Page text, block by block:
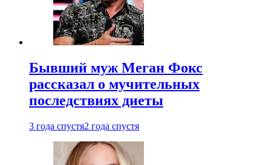
Бывший муж Меган Фокс
рассказал о мучительных
последствиях диеты
3 года спустя2 года спустя